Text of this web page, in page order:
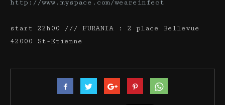
http://www.myspace.com/weareinfect
start 22h00 /// FURANIA : 2 place Bellevue
42000 St-Etienne